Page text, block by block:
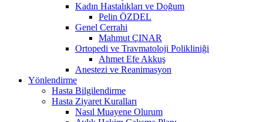
Kadın Hastalıkları ve Doğum
Pelin ÖZDEL
Genel Cerrahi
Mahmut ÇINAR
Ortopedi ve Travmatoloji Polikliniği
Ahmet Efe Akkuş
Anestezi ve Reanimasyon
Yönlendirme
Hasta Bilgilendirme
Hasta Ziyaret Kuralları
Nasıl Muayene Olurum